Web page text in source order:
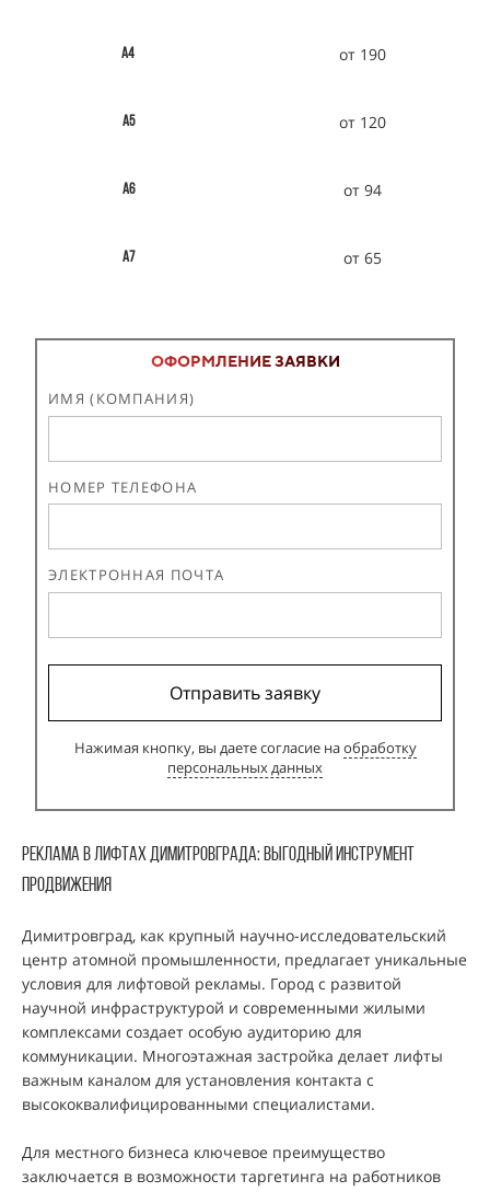
А4
А5
А6
А7
от 190
от 120
от 94
от 65
ОФОРМЛЕНИЕ ЗАЯВКИ
ИМЯ (КОМПАНИЯ)
НОМЕР ТЕЛЕФОНА
ЭЛЕКТРОННАЯ ПОЧТА
Отправить заявку
Нажимая кнопку, вы даете согласие наобработку
персональных данных
Реклама В ЛИфтах Димитровграда: Выгодный инструмент
продвижения
Димитровград, как крупный научно-исследовательский
центр атомной промышленности, предлагает уникальные
условия для лифтовой рекламы. Город с развитой
научной инфраструктурой и современными жилыми
комплексами создает особую аудиторию для
коммуникации. Многоэтажная застройка делает лифты
важным каналом для установления контакта с
высококвалифицированными специалистами.
Для местного бизнеса ключевое преимущество
заключается в возможности таргетинга на работников